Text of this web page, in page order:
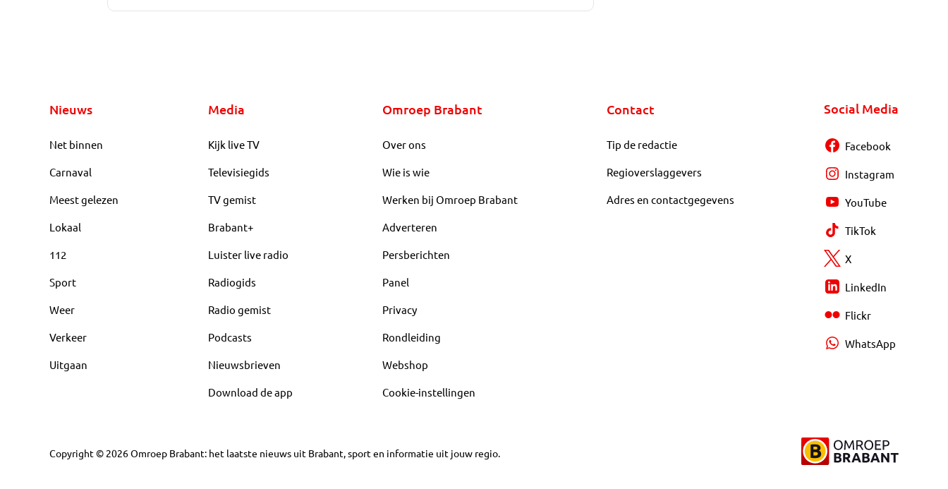
Nieuws
Net binnen
Carnaval
Meest gelezen
Lokaal
112
Sport
Weer
Verkeer
Uitgaan
Media
Kijk live TV
Televisiegids
TV gemist
Brabant+
Luister live radio
Radiogids
Radio gemist
Podcasts
Nieuwsbrieven
Download de app
Omroep Brabant
Over ons
Wie is wie
Werken bij Omroep Brabant
Adverteren
Persberichten
Panel
Privacy
Rondleiding
Webshop
Cookie-instellingen
Contact
Tip de redactie
Regioverslaggevers
Adres en contactgegevens
Social Media
Facebook
Instagram
YouTube
TikTok
X
LinkedIn
Flickr
WhatsApp
Copyright © 2026Omroep Brabant: het laatste nieuws uit Brabant, sport en informatie uit jouw regio.